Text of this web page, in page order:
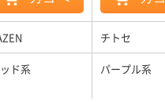
チトセ
ド系 パープル系